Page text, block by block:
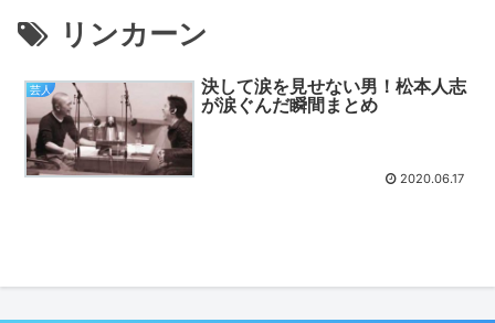
リンカーン
芸人
決して涙を見せない男！松本人志
が涙ぐんだ瞬間まとめ
2020.06.17